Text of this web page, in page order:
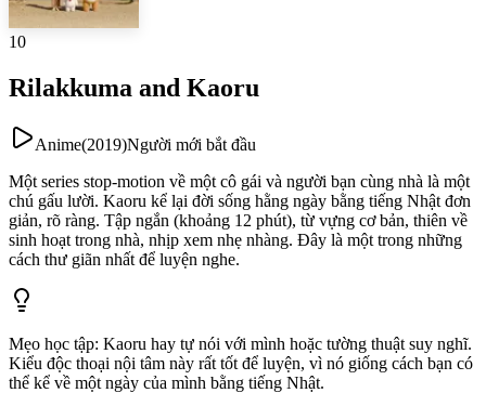
10
Rilakkuma and Kaoru
Anime(2019)Người mới bắt đầu
Một series stop-motion về một cô gái và người bạn cùng nhà là một
chú gấu lười. Kaoru kể lại đời sống hằng ngày bằng tiếng Nhật đơn
giản, rõ ràng. Tập ngắn (khoảng 12 phút), từ vựng cơ bản, thiên về
sinh hoạt trong nhà, nhịp xem nhẹ nhàng. Đây là một trong những
cách thư giãn nhất để luyện nghe.
Mẹo học tập: Kaoru hay tự nói với mình hoặc tường thuật suy nghĩ.
Kiểu độc thoại nội tâm này rất tốt để luyện, vì nó giống cách bạn có
thể kể về một ngày của mình bằng tiếng Nhật.